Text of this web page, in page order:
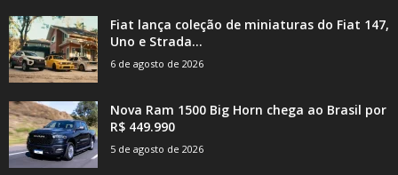
Fiat lança coleção de miniaturas do Fiat 147,
Uno e Strada...
6 de agosto de 2026
Nova Ram 1500 Big Horn chega ao Brasil por
R$ 449.990
5 de agosto de 2026